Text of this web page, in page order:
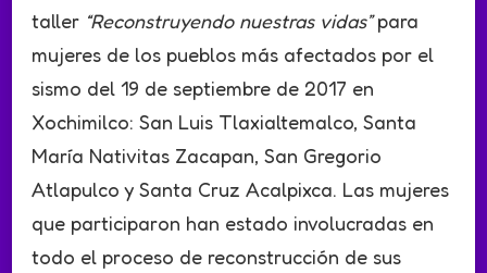
taller “Reconstruyendo nuestras vidas”para
mujeres de los pueblos más afectados por el
sismo del 19 de septiembre de 2017 en
Xochimilco: San Luis Tlaxialtemalco, Santa
María Nativitas Zacapan, San Gregorio
Atlapulco y Santa Cruz Acalpixca. Las mujeres
que participaron han estado involucradas en
todo el proceso de reconstrucción de sus